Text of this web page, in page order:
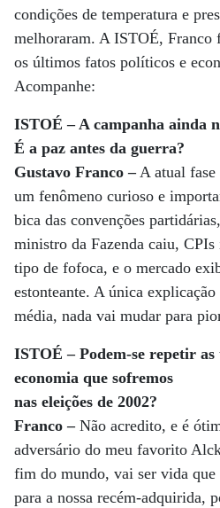
condições de temperatura e
melhoraram. A ISTOÉ, Franco
os últimos fatos políticos e
Acompanhe:
ISTOÉ – A campanha ainda
É a paz antes da guerra?
Gustavo Franco –A atual fase
um fenômeno curioso e
bica das convenções
ministro da Fazenda caiu,
tipo de fofoca, e o mercado
estonteante. A única
média, nada vai mudar para
ISTOÉ – Podem-se repetir
economia que sofremos
nas eleições de 2002?
Franco – Não acredito, e é
adversário do meu favorito
fim do mundo, vai ser vida que
para a nossa recém-adquirida,